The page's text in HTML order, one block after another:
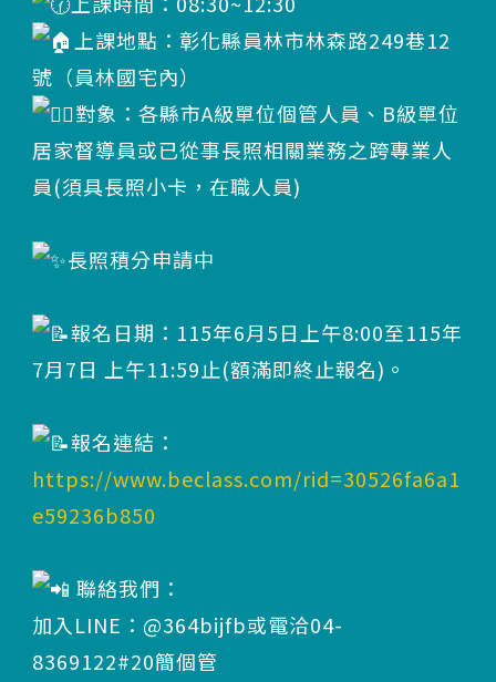
上課地點：彰化縣員林市林森路249巷12
號（員林國宅內）
對象：各縣市A級單位個管人員、B級單位
居家督導員或已從事長照相關業務之跨專業人
員(須具長照小卡，在職人員)
長照積分申請中
報名日期：115年6月5日上午8:00至115年
7月7日 上午11:59止(額滿即終止報名)。
報名連結：
https://www.beclass.com/rid=30526fa6a1
e59236b850
聯絡我們：
加入LINE：@364bijfb或電洽04-
8369122#20簡個管